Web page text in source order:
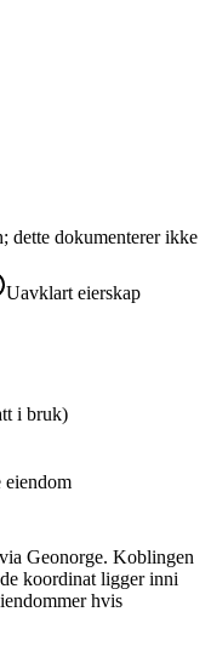
dette dokumenterer ikke
Uavklart eierskap
i bruk)
eiendom
Geonorge. Koblingen
koordinat ligger inni
hvis